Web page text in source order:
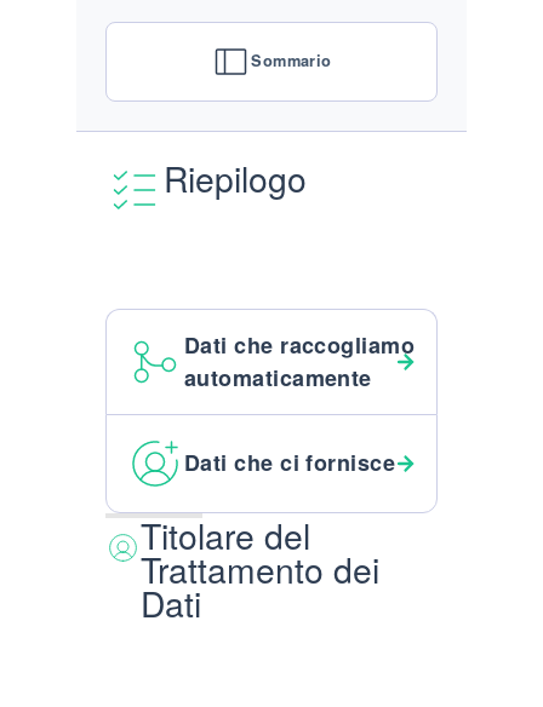
Sommario
Riepilogo
Dati che raccogliamo
automaticamente
Dati che ci fornisce
Titolare del
Trattamento dei
Dati